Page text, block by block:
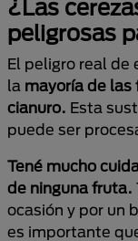
¿Las
peligrosas
El peligro real de
la mayoría de las
cianuro. Esta
puede ser
Tené mucho
de ninguna fruta.
ocasión y por un
es importante